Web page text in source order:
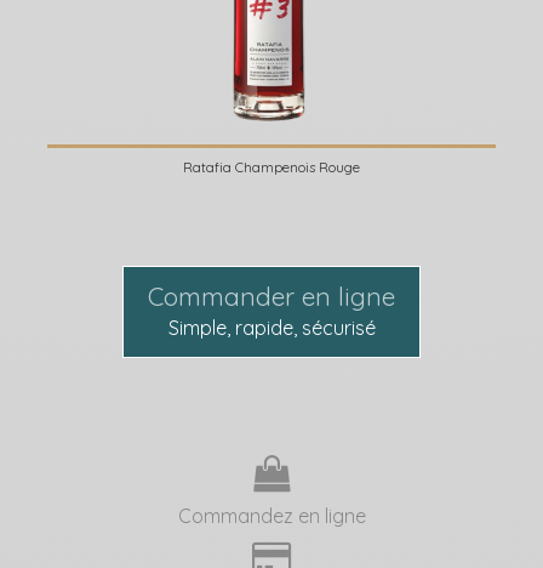
Ratafia Champenois Rouge
Commander en ligne
Simple, rapide, sécurisé
Commandez en ligne